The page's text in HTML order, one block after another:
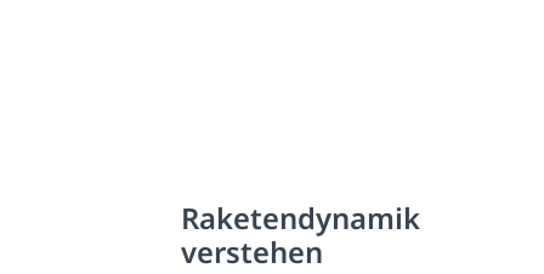
Raketendynamik
verstehen